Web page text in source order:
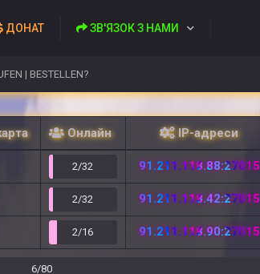
ДОНАТ ЗВ'ЯЗОК З НАМИ
| BESTELLEN?
Онлайн IP-адреси
2/32 91.211.118.88:27015
2/32 91.211.118.42:27015
2/16 91.211.118.90:27015
6/80